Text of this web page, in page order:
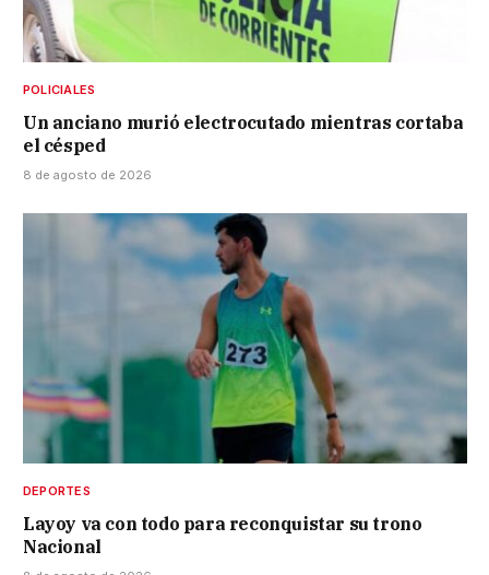
POLICIALES
Un anciano murió electrocutado mientras cortaba
el césped
8 de agosto de 2026
DEPORTES
Layoy va con todo para reconquistar su trono
Nacional